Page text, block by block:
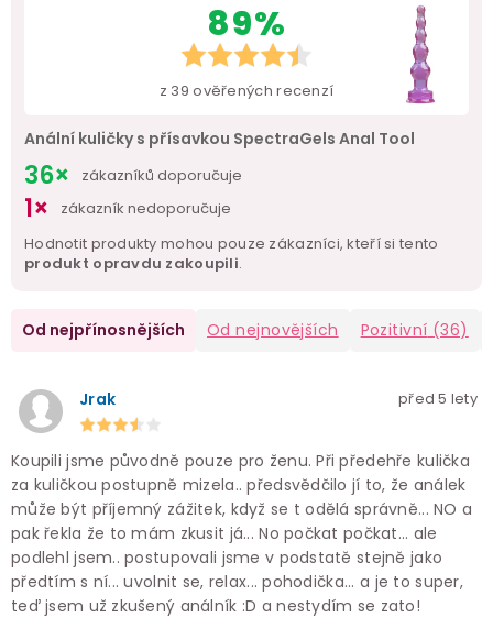
89%
z 39 ověřených recenzí
Anální kuličky s přísavkou SpectraGels Anal Tool
36× zákazníků doporučuje
1×
zákazník nedoporučuje
Hodnotit produkty mohou pouze zákazníci, kteří si tento
produkt opravdu zakoupili.
Od nejpřínosnějších Od nejnovějších Pozitivní (36)
Jrak před 5 lety
Koupili jsme původně pouze pro ženu. Při předehře kulička
za kuličkou postupně mizela.. předsvědčilo jí to, že análek
může být příjemný zážitek, když se t odělá správně... NO a
pak řekla že to mám zkusit já... No počkat počkat... ale
podlehl jsem.. postupovali jsme v podstatě stejně jako
předtím s ní... uvolnit se, relax... pohodička... a je to super,
teď jsem už zkušený análník :D a nestydím se zato!